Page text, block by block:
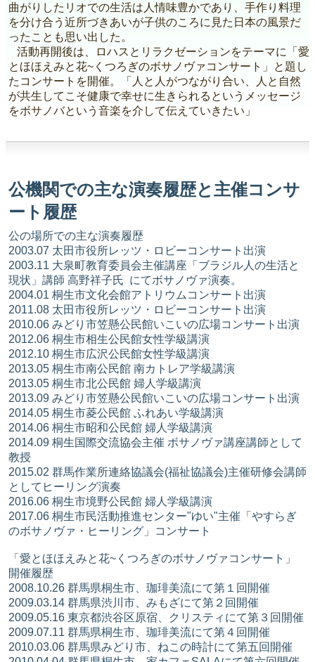
曲がりしたリオでの生活は人情味豊かであり、手作り料理
を分け合う近所づきあいが子供のころに見た日本の風景だ
ったことも思い出した。
活動再開後は、ロハスとリラクゼーションをテーマに「愛
とほほえみと花~くつろぎのボサノヴァコンサート」と題し
たコンサートを開催。「人と人がつながり合い、人と自然
が共生してこそ健康で幸せに生きられるというメッセージ
をボサノバという音楽を介して伝えていきたい」
公機関での主な演奏履歴と主催コンサ
ート履歴
公の場所での主な演奏履歴
2003.07 太田市役所レッツ・ロビーコンサート出演
2003.11 大泉町教育委員会主催講座「ブラジル人の生活と
現状」講師 高野祥子氏 にてボサノヴァ演奏。
2004.01 桐生市文化会館アトリウムコンサート出演
2011.08 太田市役所レッツ・ロビーコンサート出演
2010.06 みどり市笠懸公民館いこいの広場コンサート出演
2012.06 桐生市相生公民館女性学級講演
2012.10 桐生市広沢公民館女性学級講演
2013.05 桐生市南公民館 南カトレア学級講演
2013.05 桐生市北公民館 婦人学級講演
2013.09 みどり市笠懸公民館いこいの広場コンサート出演
2014.05 桐生市菱公民館 ふれあい学級講演
2014.06 桐生市昭和公民館 婦人学級講演
2014.09 桐生国際交流協会主催 ボサノヴァ講座講師として
教授
2015.02 群馬作業所連絡協議会(福祉協議会)主催研修会講師
としてヒーリング演奏
2016.06 桐生市境野公民館 婦人学級講演
2017.06 桐生市民活動推進センター"ゆい"主催「やすらぎ
のボサノヴァ・ヒーリング」コンサート
「愛とほほえみと花~くつろぎのボサノヴァコンサート」
開催履歴
2008.10.26 群馬県桐生市、珈琲美流にて第１回開催
2009.03.14 群馬県渋川市、みもざにて第２回開催
2009.05.16 東京都渋谷区原宿、クリスティにて第３回開催
2009.07.11 群馬県桐生市、珈琲美流にて第４回開催
2010.03.06 群馬県みどり市、ねこの時計にて第五回開催